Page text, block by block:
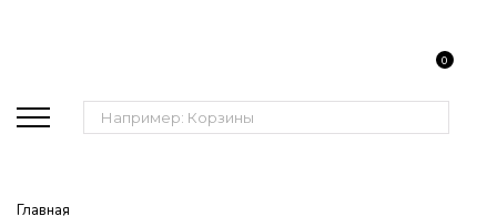
Поиск:
0
Главная